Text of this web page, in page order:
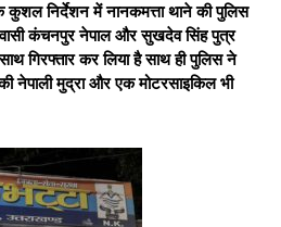
कुशल निर्देशन में नानकमत्ता थाने की पुलिस
कंचनपुर नेपाल और सुखदेव सिंह पुत्र
गिरफ्तार कर लिया है साथ ही पुलिस ने
नेपाली मुद्रा और एक मोटरसाइकिल भी